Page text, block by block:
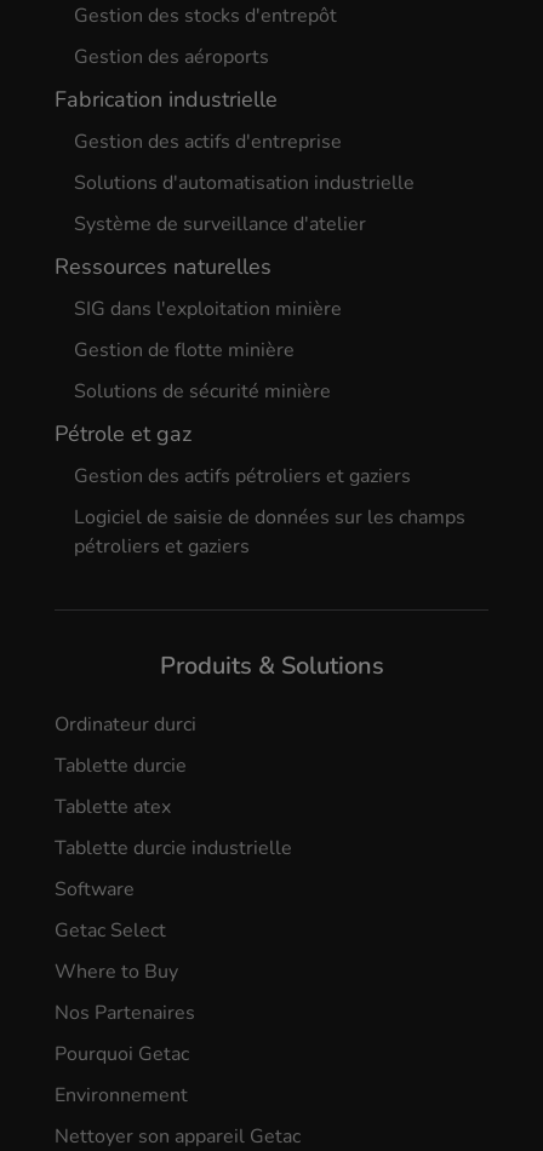
Gestion des stocks d'entrepôt
Gestion des aéroports
Fabrication industrielle
Gestion des actifs d'entreprise
Solutions d'automatisation industrielle
Système de surveillance d'atelier
Ressources naturelles
SIG dans l'exploitation minière
Gestion de flotte minière
Solutions de sécurité minière
Pétrole et gaz
Gestion des actifs pétroliers et gaziers
Logiciel de saisie de données sur les champs
pétroliers et gaziers
Produits & Solutions
Ordinateur durci
Tablette durcie
Tablette atex
Tablette durcie industrielle
Software
Getac Select
Where to Buy
Nos Partenaires
Pourquoi Getac
Environnement
Nettoyer son appareil Getac